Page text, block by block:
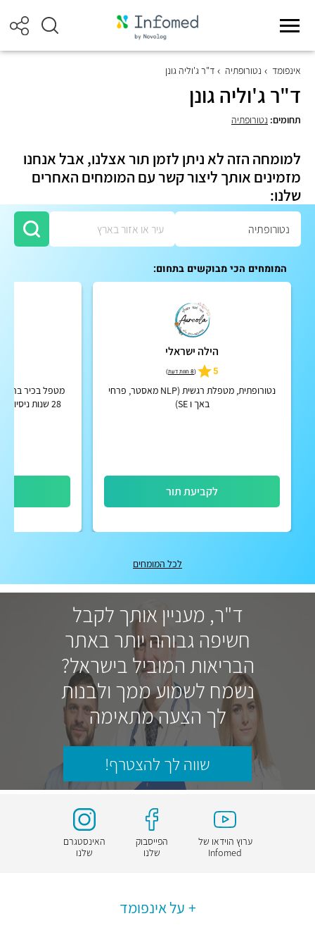
אינפומד נטורופתיה ד"ר ג'וליה גונן
ד"ר ג'וליה גונן
תחומים: נטורופתיה
למומחה הזה לא ניתן לזמן תור אצלנו, אבל אנחנו
מזמינים אותך ליצור קשר עם המומחים האחרים
שלנו:
המומחים הכי מבוקשים בתחום:
הילה ישראלי
5
(8 חוות דעת )
נטורופתית, מטפלת רגשית (NLP מאסטר, פרחי
באך ו SE)
לקביעת תור
מטפל בכיר
28 שנות
לכל המומחים
ד"ר, מעניין אותך לקבל
חשיפה גבוהה יותר באתר
הבריאות המוביל בישראל?
נשמח לשמוע ממך ולבנות
לך הצעה מתאימה
שווה לך להצטרף!
ערוץ הוידאו של
Infomed
הפייסבוק
שלנו
האינסטגרם
שלנו
על אינפומד